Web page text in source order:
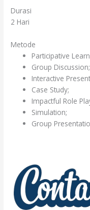
Durasi
2 Hari
Metode
Participative
Group Discussion;
Interactive
Case Study;
Impactful Role
Simulation;
Group